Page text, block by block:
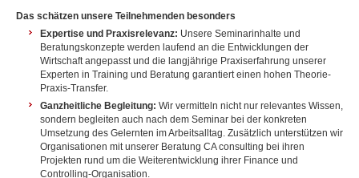
Das schätzen unsere Teilnehmenden besonders
Expertise und Praxisrelevanz: Unsere Seminarinhalte und
Beratungskonzepte werden laufend an die Entwicklungen der
Wirtschaft angepasst und die langjährige Praxiserfahrung unserer
Experten in Training und Beratung garantiert einen hohen Theorie-
Praxis-Transfer.
Ganzheitliche Begleitung: Wir vermitteln nicht nur relevantes Wissen,
sondern begleiten auch nach dem Seminar bei der konkreten
Umsetzung des Gelernten im Arbeitsalltag. Zusätzlich unterstützen wir
Organisationen mit unserer Beratung CA consulting bei ihren
Projekten rund um die Weiterentwicklung ihrer Finance und
Controlling-Organisation.